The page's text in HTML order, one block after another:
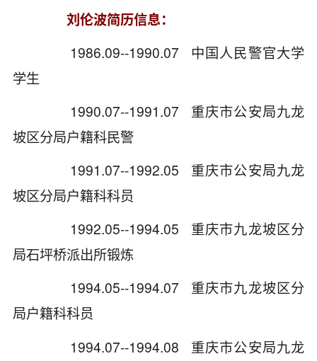
刘伦波简历信息：
1986.09--1990.07 中国人民警官大学
学生
1990.07--1991.07 重庆市公安局九龙
坡区分局户籍科民警
1991.07--1992.05 重庆市公安局九龙
坡区分局户籍科科员
1992.05--1994.05 重庆市九龙坡区分
局石坪桥派出所锻炼
1994.05--1994.07 重庆市九龙坡区分
局户籍科科员
1994.07--1994.08 重庆市公安局九龙